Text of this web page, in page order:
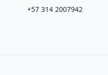
+57 314 2007942